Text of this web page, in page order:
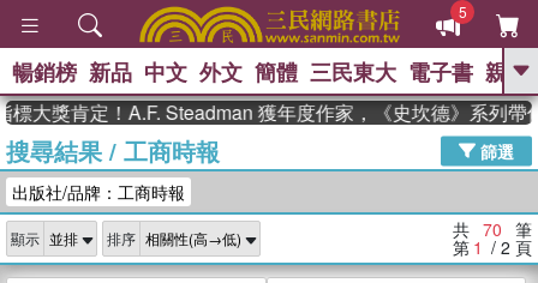
5
GO
高希均教授回憶錄
、 The Odyssey 、 父親節 、 如果歷
獎 臺灣漫遊錄 、 方念華 、 台灣的李
登輝時代
數學女孩：黎曼猜想 、
偉大的迷走神經
暢銷榜 新品 中文 外文 簡體 三民東大 電子書 親子
肯定！A.F. Steadman 獲年度作家，《史坎德》系列帶你踏
搜尋結果/ 工商時報
篩選
出版社/品牌：工商時報
顯示 排序 共 70 筆
第 1 / 2 頁